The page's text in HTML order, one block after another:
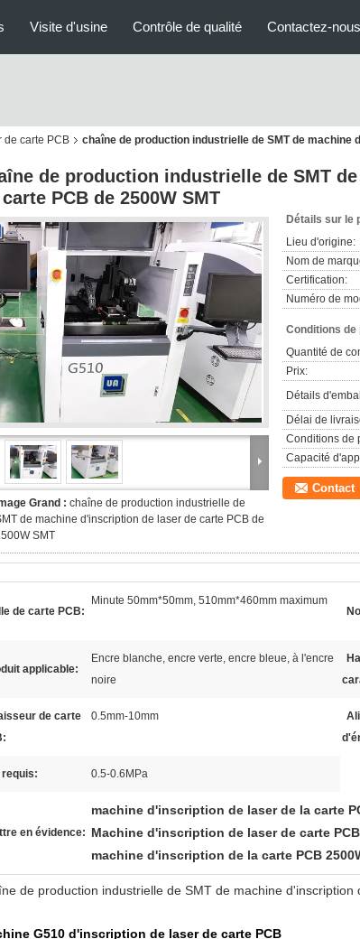
Visite d'usine Contrôle de qualité Contactez-nous
de carte PCB chaîne de production industrielle de SMT de machine
de production industrielle de SMT
PCB de 2500W SMT
Grand : chaîne de production industrielle de
de machine d'inscription de laser de carte PCB de
SMT
Détails sur le
Lieu d'origine:
Nom de
Certification:
Numéro de
Conditions de
Quantité de
Prix:
Détails
Délai de
Conditions de
Capacité
Contact
de carte PCB:
Minute 50mm*50mm, 510mm*460mm maximum
applicable:
Encre blanche, encre verte, encre bleue, à l'encre
noire
de carte
0.5mm-10mm
0.5-0.6MPa
en évidence:
machine d'inscription de laser de la carte
Machine d'inscription de laser de carte
machine d'inscription de la carte PCB
de production industrielle de SMT de machine
G510 d'inscription de laser de carte PCB